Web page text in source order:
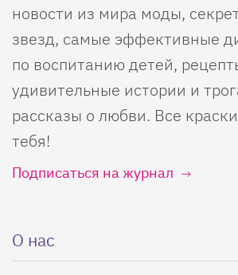
новости из мира моды,
звезд, самые эффективные
по воспитанию детей,
удивительные истории и
рассказы о любви. Все
тебя!
Подписаться на журнал
О нас